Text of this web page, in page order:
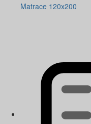
Matrace 120x200